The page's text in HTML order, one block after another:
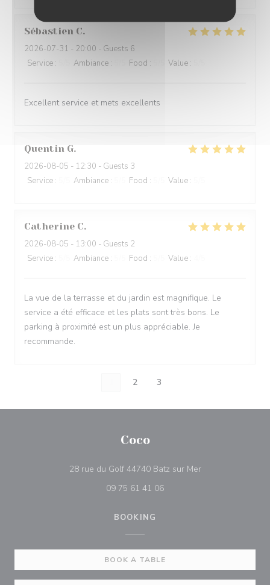
Sébastien C
2026-07-31 - 20:00 - Guests 6
Service : Ambiance : Food : Value :
Excellent service et mets excellents
Quentin G
2026-08-05 - 12:30 - Guests 3
Service : Ambiance : Food : Value :
Catherine C
2026-08-05 - 13:00 - Guests 2
Service : Ambiance : Food : Value :
La vue de la terrasse et du jardin est magnifique. Le
service a été efficace et les plats sont très bons. Le
parking à proximité est un plus appréciable. Je
recommande.
2 3
Coco
28 rue du Golf 44740 Batz sur Mer((opens in a new
09 75 61 41 06
BOOKING
BOOK A TABLE